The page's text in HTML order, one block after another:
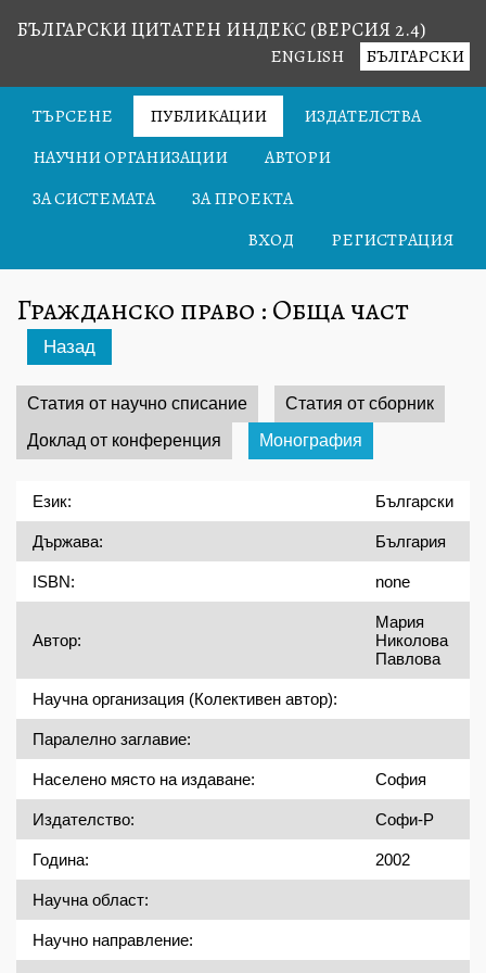
БЪЛГАРСКИ ЦИТАТЕН ИНДЕКС (ВЕРСИЯ 2.4)
БЪЛГАРСКИ
ENGLISH
ТЪРСЕНЕ ПУБЛИКАЦИИ
ИЗДАТЕЛСТВА
НАУЧНИ ОРГАНИЗАЦИИ
АВТОРИ
ЗА СИСТЕМАТА
ЗА ПРОЕКТА
ВХОД
РЕГИСТРАЦИЯ
Гражданско право : Обща част
Назад
Статия от научно списание
Статия от сборник
Доклад от конференция
Монография
Език: Български
Държава: България
ISBN: none
Автор:
Мария Николова Павлова
Научна организация (Колективен автор):
Паралелно заглавие:
Населено място на издаване: София
Издателство: Софи-Р
Година: 2002
Научна област:
Научно направление: